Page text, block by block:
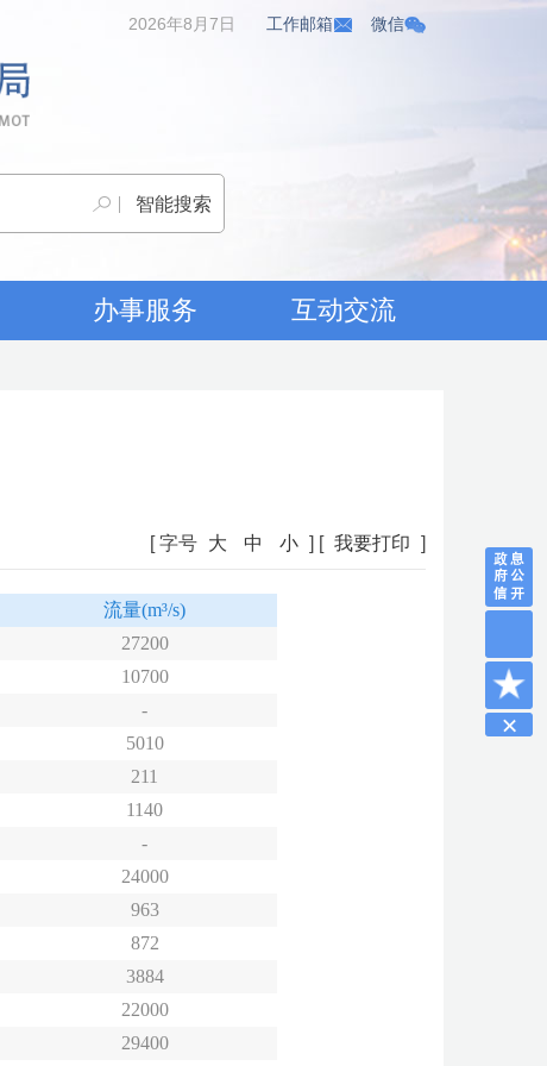
2026年8月7日 工作邮箱 微信
办事服务 互动交流
[ 字号 大 中 小 ] [ 我要打印 ]
流量(m³/s)
27200
10700
-
5010
211
1140
-
24000
963
872
3884
22000
29400